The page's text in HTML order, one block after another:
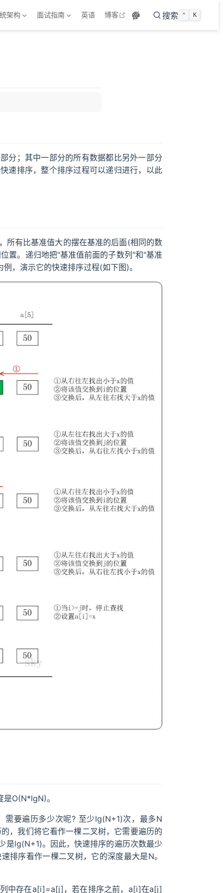
架构 面试指南 英语 博客 open in new window
搜索 ⌃ K
分；其中一部分的所有数据都比另外一部分
速排序，整个排序过程可以递归进行，以此
所有比基准值大的摆在基准的后面(相同的数
置。递归地把"基准值前面的子数列"和"基准
，演示它的快速排序过程(如下图)。
O(N*lgN)。
要遍历多少次呢? 至少lg(N+1)次，最多N
，我们将它看作一棵二叉树，它需要遍历的
是lg(N+1)。因此，快速排序的遍历次数最少
排序看作一棵二叉树，它的深度最大是N。
中存在a[i]=a[j]，若在排序之前，a[i]在a[j]